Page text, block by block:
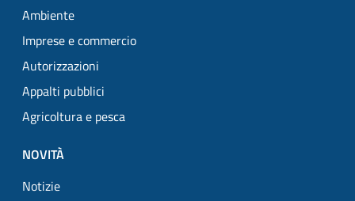
Ambiente
Imprese e commercio
Autorizzazioni
Appalti pubblici
Agricoltura e pesca
NOVITÀ
Notizie